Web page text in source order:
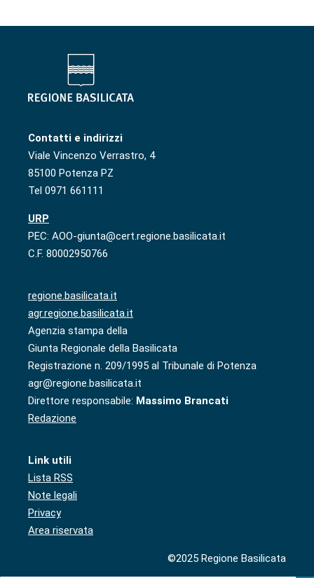
Contatti e indirizzi
Viale Vincenzo Verrastro, 4
85100 Potenza PZ
Tel 0971 661111
URP
PEC: AOO-giunta@cert.regione.basilicata.it
C.F. 80002950766
regione.basilicata.it
agr.regione.basilicata.it
Agenzia stampa della
Giunta Regionale della Basilicata
Registrazione n. 209/1995 al Tribunale di Potenza
agr@regione.basilicata.it
Direttore responsabile: Massimo Brancati
Redazione
Link utili
Lista RSS
Note legali
Privacy
Area riservata
©2025 Regione Basilicata